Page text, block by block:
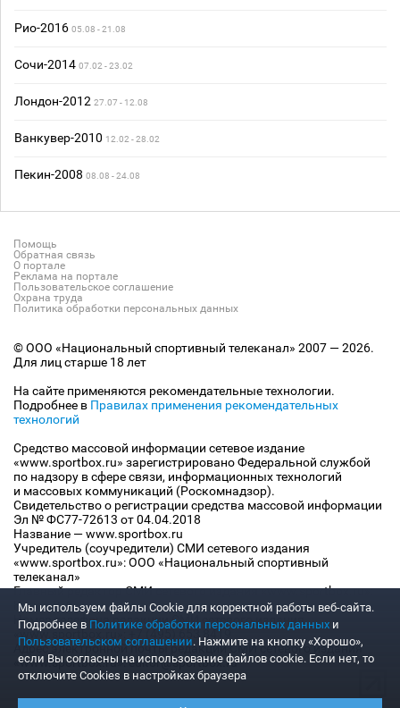
Рио-2016 05.08 - 21.08
Сочи-2014 07.02 - 23.02
Лондон-2012 27.07 - 12.08
Ванкувер-2010 12.02 - 28.02
Пекин-2008 08.08 - 24.08
Помощь
Обратная связь
О портале
Реклама на портале
Пользовательское соглашение
Охрана труда
Политика обработки персональных данных
© ООО «Национальный спортивный телеканал» 2007 — 2026.
Для лиц старше 18 лет
На сайте применяются рекомендательные технологии.
Подробнее в Правилах применения рекомендательных
технологий
Средство массовой информации сетевое издание
«www.sportbox.ru» зарегистрировано Федеральной службой
по надзору в сфере связи, информационных технологий
и массовых коммуникаций (Роскомнадзор).
Свидетельство о регистрации средства массовой информации
Эл № ФС77-72613 от 04.04.2018
Название — www.sportbox.ru
Учредитель (соучредители) СМИ сетевого издания
«www.sportbox.ru»: ООО «Национальный спортивный
телеканал»
Главный редактор СМИ сетевого издания «www.sportbox.ru»:
Конов В.А.
Номер телефона редакции СМИ сетевого издания
«www.sportbox.ru»: +7 (495) 653 8419
Адрес электронной почты редакции СМИ сетевого издания
«www.sportbox.ru»: editor@sportbox.ru
Мы используем файлы Сookie для корректной работы веб-сайта.
Подробнее в Политике обработки персональных данных и
Пользовательском соглашении. Нажмите на кнопку «Хорошо»,
если Вы согласны на использование файлов cookie. Если нет, то
отключите Cookies в настройках браузера